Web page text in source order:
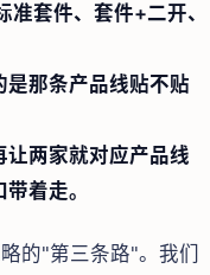
套件、套件+二开、
那条产品线贴不贴
两家就对应产品线
着走。
的"第三条路"。我们